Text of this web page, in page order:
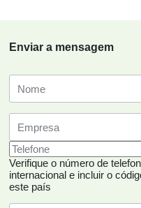
Enviar a mensagem
Verifique o número de
internacional e incluir o
este país